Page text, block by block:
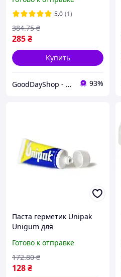
сантехнических
соединений 5.0 (1)
285₴
384.75 ₴
Купить
GoodDayShop - Онлайн магазин различных товаров 93%
Паста герметик Unipak
Unigum для
соединений, надежная
защита от протечек и
удобство хранения
Готово к отправке
128₴
172.80 ₴